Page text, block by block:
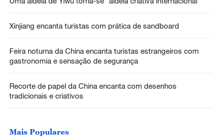
Xinjiang encanta turistas com prática de sandboard
Feira noturna da China encanta turistas estrangeiros com
gastronomia e sensação de segurança
Recorte de papel da China encanta com desenhos
tradicionais e criativos
Mais Populares